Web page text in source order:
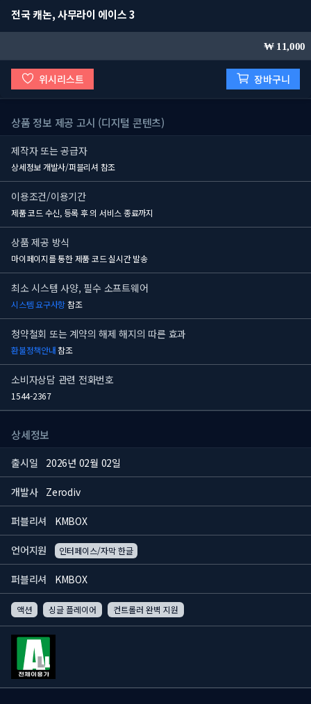
전국 캐논, 사무라이 에이스 3
11,000
위시리스트 장바구니
상품 정보 제공 고시 (디지털 콘텐츠)
제작자 또는 공급자
상세정보 개발사/퍼블리셔 참조
이용조건/이용기간
제품 코드 수신, 등록 후의 서비스 종료까지
상품 제공 방식
마이페이지를 통한 제품 코드 실시간 발송
최소 시스템 사양, 필수 소프트웨어
시스템 요구사항참조
청약철회 또는 계약의 해제 해지의 따른 효과
환불정책안내참조
소비자상담 관련 전화번호
1544-2367
상세정보
출시일 2026년 02월 02일
개발사 Zerodiv
퍼블리셔 KMBOX
언어지원 인터페이스/자막 한글
퍼블리셔 KMBOX
액션 싱글 플레이어 컨트롤러 완벽 지원